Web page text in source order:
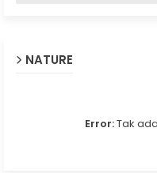
NATURE
Error:Tak